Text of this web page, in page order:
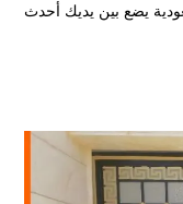
يضع بين يديك أحدث